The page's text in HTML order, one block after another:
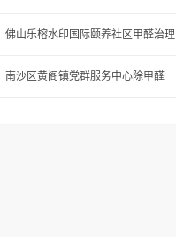
佛山乐榕水印国际颐养社区甲醛治理
南沙区黄阁镇党群服务中心除甲醛